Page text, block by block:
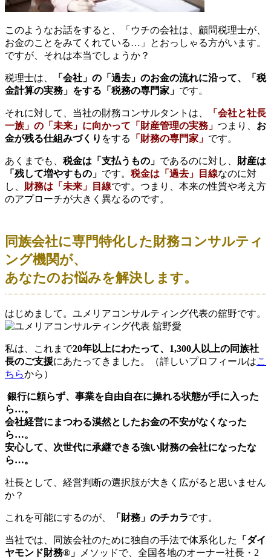
このようなお話をすると、「ウチの会社は、顧問税理士が、
お金のことをみてくれている…」とおっしゃる方がいます。
ですが、それは本当でしょうか？
税理士は、
「会社」の「過去」のお金の流れに沿って、「税
金計算の実務」をする「税務の専門家」 です。
それに対して、 当社の財務コンサルタントは、
「会社と社長
一族」の「未来」に向かって「財産管理の実務」 つまり、 お
金が残る仕組みづくり をする 「財務の専門家」 です。
あくまでも、 税金は「支払うもの」 であるのに対し、 財産は
「残して増やすもの」 です。 税金は「過去」目線なのに対
し、 財務は「未来」目線です。つまり、本来の性質や考え方
のアプローチが大きく異なるのです。
同族会社に専門特化した財務コンサルティ
ング機関が、
あなたのお悩みを解決します。
はじめまして。ユメリアコンサルティング代表の舘野です。
私は、これまで20年以上にわたって、1,300人以上の同族社
長のご支援にあたってきました。（詳しいプロフィールはこ
ちらから）
銀行に頼らず、事業を自由自在に操れる状態が手に入った
ら…。
会社経営にまつわる漠然としたお金の不安がなくなった
ら…。
安心して、次世代に承継できる強い財務の会社になったな
ら…。
社長として、経営判断の選択肢が大きく広がると思いません
か？
これを可能にするのが、 「財務」のチカラです。
当社では、同族会社のために独自の手法で体系化した
「ダイ
ヤモンド財務®」
メソッドで、全国各地のオーナー社長・2